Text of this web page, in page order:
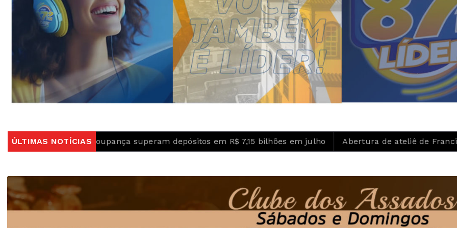
ÚLTIMAS NOTÍCIAS
da poupança superam depósitos em R$ 7,15 bilhões em julho Abertura de ateliê de Francisco